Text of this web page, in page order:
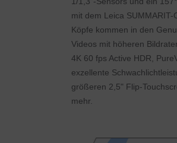
mit dem Leica SUMMARIT-
Köpfe kommen in den
Videos mit höheren
4K 60 fps Active HDR,
exzellente
größeren 2,5" Flip-
mehr.